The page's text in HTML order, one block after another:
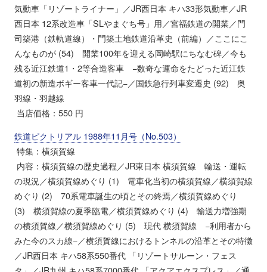
気動車「リゾートライナー」／JR西日本 キハ33形気動車／JR
西日本 12系改造車「SLやまぐち号」用／宮福鉄道の開業／門
司築港（鉄軌道線）・門築土地鉄道沿革史（前編）／ここにこ
んなものが (54) 開業100年を迎える岡崎駅にちなむ碑／今も
残る近江鉄道1・2等合造客車 −数奇な運命をたどった近江鉄
道初の新造ボギー客車一代記−／国鉄急行列車変遷史 (92) 奥
羽線・羽越線
当店価格：550 円
鉄道ピクトリアル 1988年11月号（No.503）
特集：横須賀線
内容：横須賀線の歴史過程／JR東日本 横須賀線 輸送・運転
の現況／横須賀線めぐり (1) 電車化当初の横須賀線／横須賀線
めぐり (2) 70系電車誕生の頃とその終焉／横須賀線めぐり
(3) 横須賀線の夏季臨電／横須賀線めぐり (4) 輸送力増強期
の横須賀線／横須賀線めぐり (5) 現代 横須賀線 −利用者から
みた今のスカ線−／横須賀線におけるトンネルの沿革とその特徴
／JR西日本 キハ58系550番代 「リゾートサルーン・フェス